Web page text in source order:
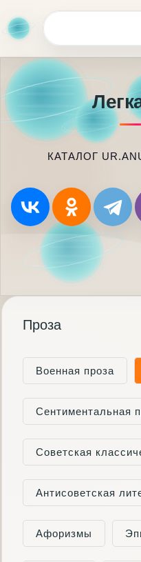
КАТАЛОГ
Проза
Военная проза
Сентиментальная
Советская
Антисоветская
Афоризмы